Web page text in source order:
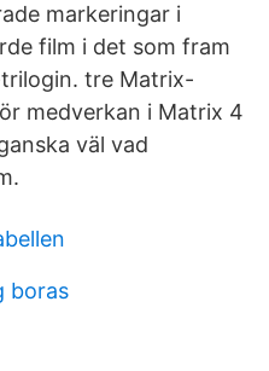
markeringar i
film i det som fram
tre Matrix-
medverkan i Matrix 4
väl vad
boras